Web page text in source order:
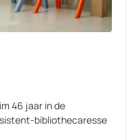
46 jaar in de
bibliothecaresse